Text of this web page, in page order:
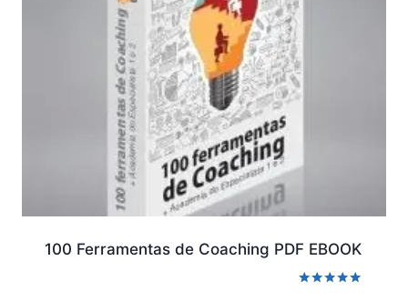
100 Ferramentas de Coaching PDF EBOOK